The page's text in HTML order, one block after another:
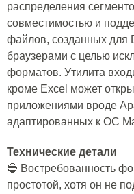
распределения
совместимостью и
файлов, созданных для
браузерами с целью
форматов. Утилита
кроме Excel может
приложениями вроде
адаптированных к ОС
Технические детали
🔵 Востребованность
простотой, хотя он не